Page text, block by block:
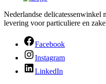
Nederlandse delicatessenwinkel
levering voor particuliere en
Facebook
Instagram
LinkedIn